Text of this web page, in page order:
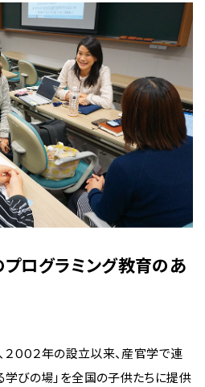
ログラミング教育のあ
２００２年の設立以来、産官学で連
学びの場」を全国の子供たちに提供